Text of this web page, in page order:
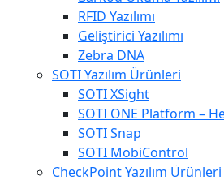
RFID Yazılımı
Geliştirici Yazılımı
Zebra DNA
SOTI Yazılım Ürünleri
SOTI XSight
SOTI ONE Platform –
SOTI Snap
SOTI MobiControl
CheckPoint Yazılım Ürünleri